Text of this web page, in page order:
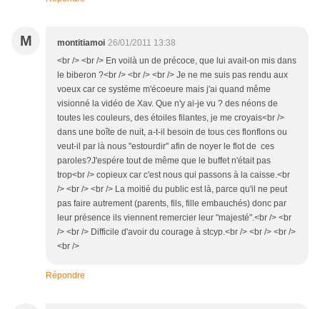
M montitiamoi 26/01/2011 13:38
<br /> <br /> En voilà un de précoce, que lui avait-on mis dans
le biberon ?<br /> <br /> <br /> Je ne me suis pas rendu aux
voeux car ce systéme m'écoeure mais j'ai quand même
visionné la vidéo de Xav. Que n'y ai-je vu ? des néons de
toutes les couleurs, des étoiles filantes, je me croyais<br />
dans une boîte de nuit, a-t-il besoin de tous ces flonflons ou
veut-il par là nous "estourdir" afin de noyer le flot de ces
paroles?J'espére tout de même que le buffet n'était pas
trop<br /> copieux car c'est nous qui passons à la caisse.<br
/> <br /> <br /> La moitié du public est là, parce qu'il ne peut
pas faire autrement (parents, fils, fille embauchés) donc par
leur présence ils viennent remercier leur "majesté".<br /> <br
/> <br /> Difficile d'avoir du courage à stcyp.<br /> <br /> <br />
<br />
Répondre